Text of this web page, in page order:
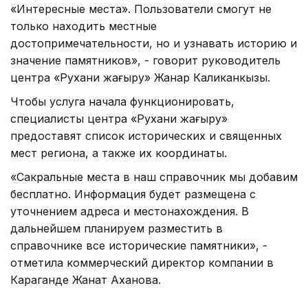
«Интересные места». Пользователи смогут не
только находить местные
достопримечательности, но и узнавать историю и
значение памятников», - говорит руководитель
центра «Рухани жаңғыру» Жанар Каликанкызы.
Чтобы услуга начала функционировать,
специалисты центра «Рухани жаңғыру»
предоставят список исторических и священных
мест региона, а также их координаты.
«Сакральные места в наш справочник мы добавим
бесплатно. Информация будет размещена с
уточнением адреса и местонахождения. В
дальнейшем планируем разместить в
справочнике все исторические памятники», -
отметила коммерческий директор компании в
Караганде Жанат Аханова.